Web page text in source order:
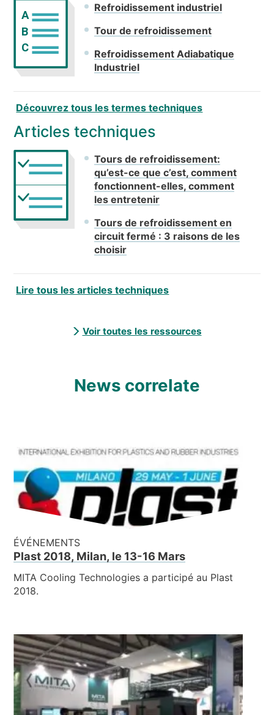
A
B
C
Refroidissement industriel
Tour de refroidissement
Refroidissement Adiabatique
Industriel
Découvrez tous les termes techniques
Articles techniques
Tours de refroidissement:
qu’est-ce que c’est, comment
fonctionnent-elles, comment
les entretenir
Tours de refroidissement en
circuit fermé : 3 raisons de les
choisir
Lire tous les articles techniques
Voir toutes les ressources
News correlate
ÉVÉNEMENTS
Plast 2018, Milan, le 13-16 Mars
MITA Cooling Technologies a participé au Plast
2018.